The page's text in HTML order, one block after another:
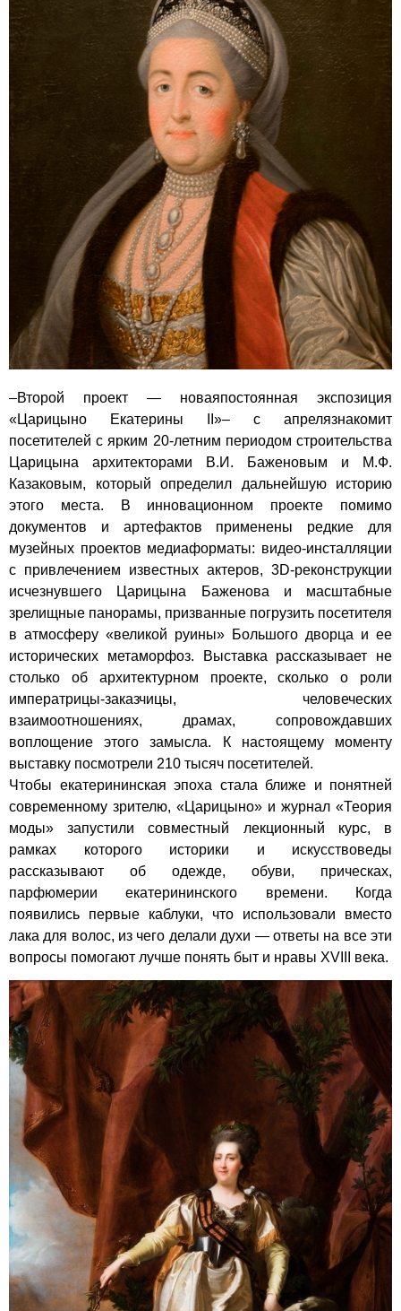
–Второй проект — новаяпостоянная экспозиция
«Царицыно Екатерины II»– с апрелязнакомит
посетителей с ярким 20-летним периодом строительства
Царицына архитекторами В.И. Баженовым и М.Ф.
Казаковым, который определил дальнейшую историю
этого места. В инновационном проекте помимо
документов и артефактов применены редкие для
музейных проектов медиаформаты: видео-инсталляции
с привлечением известных актеров, 3D-реконструкции
исчезнувшего Царицына Баженова и масштабные
зрелищные панорамы, призванные погрузить посетителя
в атмосферу «великой руины» Большого дворца и ее
исторических метаморфоз. Выставка рассказывает не
столько об архитектурном проекте, сколько о роли
императрицы-заказчицы, человеческих
взаимоотношениях, драмах, сопровождавших
воплощение этого замысла. К настоящему моменту
выставку посмотрели 210 тысяч посетителей.
Чтобы екатерининская эпоха стала ближе и понятней
современному зрителю, «Царицыно» и журнал «Теория
моды» запустили совместный лекционный курс, в
рамках которого историки и искусствоведы
рассказывают об одежде, обуви, прическах,
парфюмерии екатерининского времени. Когда
появились первые каблуки, что использовали вместо
лака для волос, из чего делали духи — ответы на все эти
вопросы помогают лучше понять быт и нравы XVIII века.